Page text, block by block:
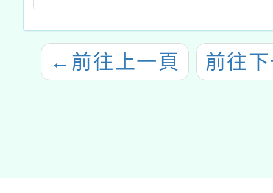
← 前往上一頁 前往